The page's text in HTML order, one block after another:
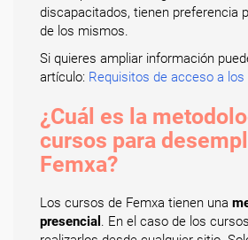
discapacitados, tienen preferencia
de los mismos.
Si quieres ampliar información
artículo: Requisitos de acceso a
¿Cuál es la
cursos para
Femxa?
Los cursos de Femxa tienen una
presencial
. En el caso de los